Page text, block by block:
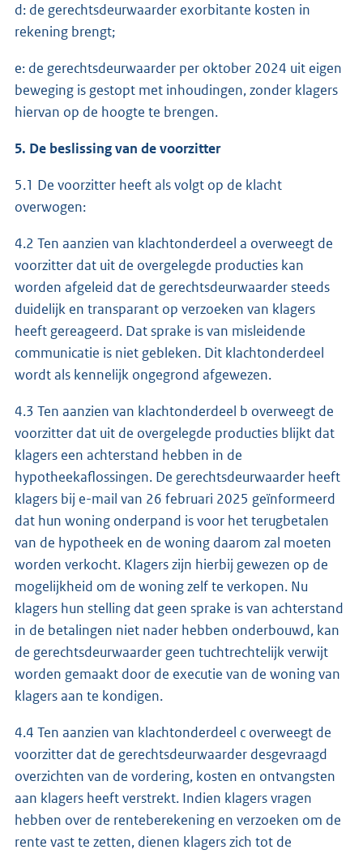
d: de gerechtsdeurwaarder exorbitante kosten in
rekening brengt;
e: de gerechtsdeurwaarder per oktober 2024 uit eigen
beweging is gestopt met inhoudingen, zonder klagers
hiervan op de hoogte te brengen.
5. De beslissing van de voorzitter
5.1 De voorzitter heeft als volgt op de klacht
overwogen:
4.2 Ten aanzien van klachtonderdeel a overweegt de
voorzitter dat uit de overgelegde producties kan
worden afgeleid dat de gerechtsdeurwaarder steeds
duidelijk en transparant op verzoeken van klagers
heeft gereageerd. Dat sprake is van misleidende
communicatie is niet gebleken. Dit klachtonderdeel
wordt als kennelijk ongegrond afgewezen.
4.3 Ten aanzien van klachtonderdeel b overweegt de
voorzitter dat uit de overgelegde producties blijkt dat
klagers een achterstand hebben in de
hypotheekaflossingen. De gerechtsdeurwaarder heeft
klagers bij e-mail van 26 februari 2025 geïnformeerd
dat hun woning onderpand is voor het terugbetalen
van de hypotheek en de woning daarom zal moeten
worden verkocht. Klagers zijn hierbij gewezen op de
mogelijkheid om de woning zelf te verkopen. Nu
klagers hun stelling dat geen sprake is van achterstand
in de betalingen niet nader hebben onderbouwd, kan
de gerechtsdeurwaarder geen tuchtrechtelijk verwijt
worden gemaakt door de executie van de woning van
klagers aan te kondigen.
4.4 Ten aanzien van klachtonderdeel c overweegt de
voorzitter dat de gerechtsdeurwaarder desgevraagd
overzichten van de vordering, kosten en ontvangsten
aan klagers heeft verstrekt. Indien klagers vragen
hebben over de renteberekening en verzoeken om de
rente vast te zetten, dienen klagers zich tot de